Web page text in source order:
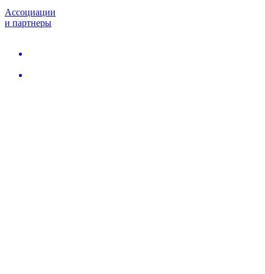
Ассоциации
и партнеры